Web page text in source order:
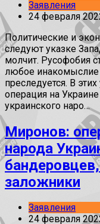
Заявления
24 февраля
Политические и
следуют указке
молчит. Русофобия
любое инакомыслие
преследуется. В
операция на
украинского наро…
Миронов:
народа
заложники
Заявления
24 февраля